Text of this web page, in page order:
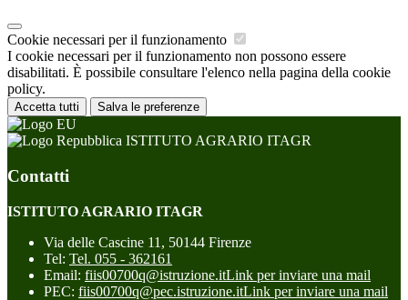
Cookie necessari per il funzionamento
I cookie necessari per il funzionamento non possono essere
disabilitati. È possibile consultare l'elenco nella pagina della cookie
policy.
Accetta tutti Salva le preferenze
ISTITUTO AGRARIO ITAGR
Contatti
ISTITUTO AGRARIO ITAGR
Via delle Cascine 11, 50144 Firenze
Tel: Tel. 055 - 362161
Email: fiis00700q@istruzione.itLink per inviare una mail
PEC: fiis00700q@pec.istruzione.itLink per inviare una mail